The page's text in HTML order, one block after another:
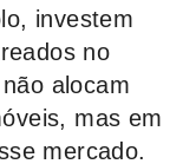
investem
no
alocam
mas em
mercado.